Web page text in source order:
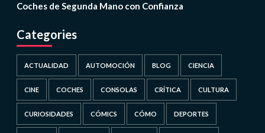
Coches de Segunda Mano con Confianza
Categories
ACTUALIDAD AUTOMOCIÓN BLOG CIENCIA
CINE COCHES CONSOLAS CRÍTICA CULTURA
CURIOSIDADES CÓMICS CÓMO DEPORTES